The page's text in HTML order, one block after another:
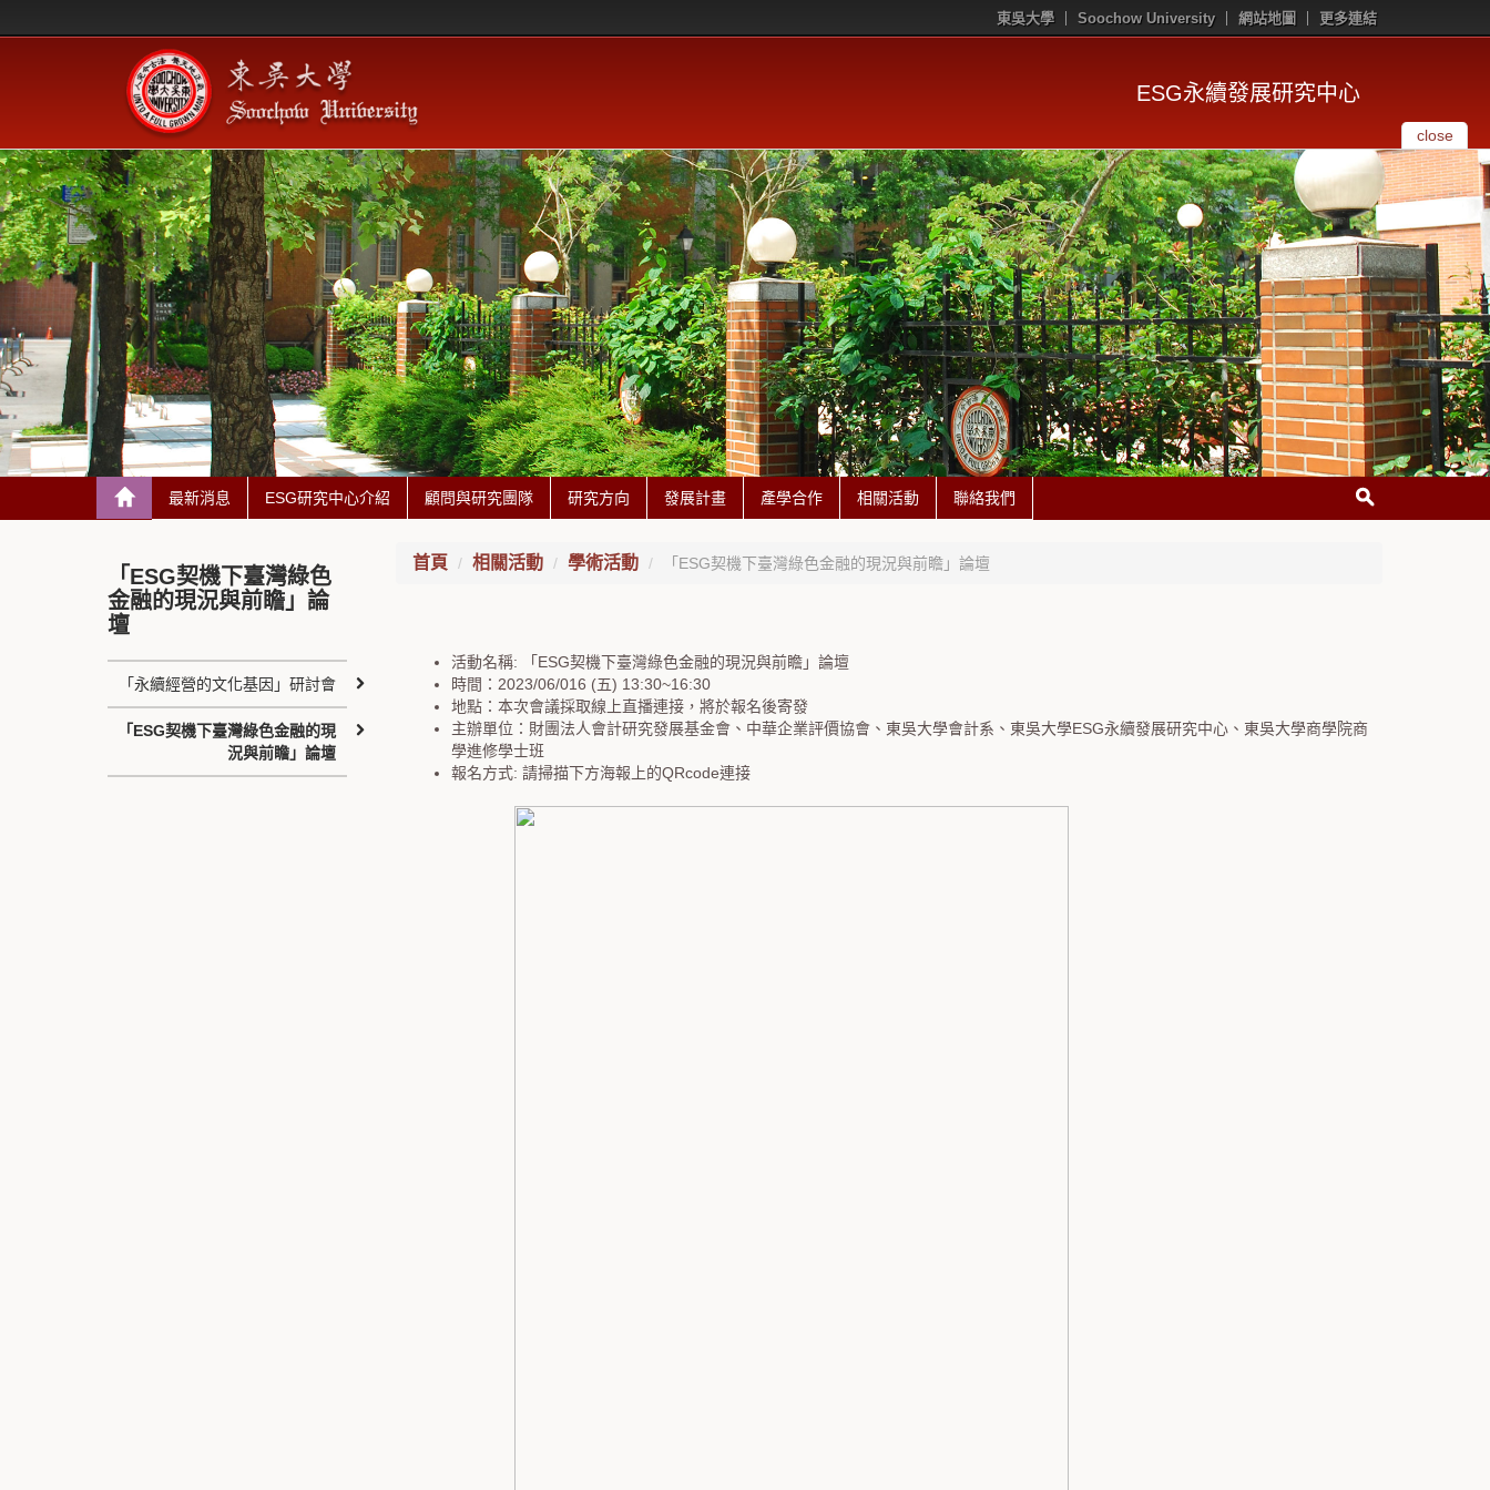
東吳大學 Soochow University 網站地圖 更多連結
ESG永續發展研究中心
close
最新消息 ESG研究中心介紹 顧問與研究團隊 研究方向 發展計畫 產學合作 相關活動 聯絡我們
首頁 相關活動 學術活動 「ESG契機下臺灣綠色金融的現況與前瞻」論壇
活動名稱: 「ESG契機下臺灣綠色金融的現況與前瞻」論壇
時間：2023/06/016 (五) 13:30~16:30
地點：本次會議採取線上直播連接，將於報名後寄發
主辦單位：財團法人會計研究發展基金會、中華企業評價協會、東吳大學會計系、東吳大學ESG永續發展研究中心、東吳大學商學院商
學進修學士班
報名方式: 請掃描下方海報上的QRcode連接
「ESG契機下臺灣綠色
金融的現況與前瞻」論
壇
「永續經營的文化基因」研討會
「ESG契機下臺灣綠色金融的現
況與前瞻」論壇